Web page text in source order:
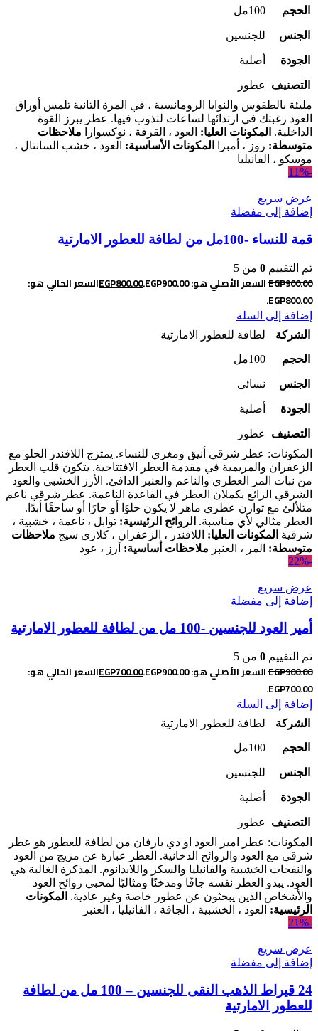
الحجم
100مل
الجنس للجنسين
الجودة أصلية
التصنيف
عطور
مليئة بالطقوس والنوايا الرومانسية ، في المرة الثانية تلمس أوراق
العود رغبتك في ارتدائها لساعات لتذوب فيها. عطر يبرز القوة
الداخلية. المكونات العليا: العود ، القرفة ، نوكسوارا
ملاحظات
متوسطة: روز ، أمبرا المكونات الأساسية: العود ، خشب السانتال ،
موسكو ، الفانيليا
-11%
عرض سريع
إضافة إلى مفضلة
قمة للنساء -100مل من لطافة للعطور الامارتية
تم التقييم 0 من 5
EGP900.00 السعر الأصلي هو: EGP900.00. EGP800.00
السعر الحالي هو:
EGP800.00.
إضافة إلى السلة
الشركة
لطافة للعطور الامارتية
الحجم
100مل
الجنس نسائى
الجودة أصلية
التصنيف
عطور
المكونات: عطر شرقي أنيق ومغري للنساء. يمتزج اللافندر الحلو مع
الزعفران والمريمية في مقدمة العطر الافتتاحية. يتكون قلب العطر
من نبات المر العطري والناعم والعنبر الدافئ. الأرز الخشبي والعود
الشرقي الرائع يكملان العطر في القاعدة الناعمة. عطر شرقي ناعم
متلألئ مع توازن عطري ماهر لا يكون حلوًا أو حارًا أو ساحقًا أبدًا.
العطر مثالي لأي مناسبة. الروائح الرئيسية: توابل ، ناعمة ، خشبية ،
شرقية المكونات العليا: اللافندر ، الزعفران ، كلاري سيج ملاحظات
متوسطة: المر ، العنبر ملاحظات أساسية: أرز ، عود
-22%
عرض سريع
إضافة إلى مفضلة
أمير العود للجنسين -100 مل من لطافة للعطور الامارتية
تم التقييم 0 من 5
EGP900.00 السعر الأصلي هو: EGP900.00. EGP700.00
السعر الحالي هو:
EGP700.00.
إضافة إلى السلة
الشركة
لطافة للعطور الامارتية
الحجم
100مل
الجنس للجنسين
الجودة أصلية
التصنيف
عطور
المكونات: عطر امير العود او دي بارفان من لطافة للعطور هو عطر
شرقي مع العود والروائح الدخانية. العطر عبارة عن مزيج من العود
والنفحات الخشبية والفانيليا والسكر واللابدانوم. المذكرة الغالبة هي
العود. يبدو العطر نفسه جافًا ومدخنًا ومثاليًا لمحبي روائح العود
والأشخاص الذين يبحثون عن عطور خاصة وغير عادية. المكونات
الرئيسية: العود ، الخشبية ، الجافة ، الفانيليا ، العنبر
-21%
عرض سريع
إضافة إلى مفضلة
24 قيراط الذهب النقى للجنسين – 100 مل من لطافة
للعطور الامارتية